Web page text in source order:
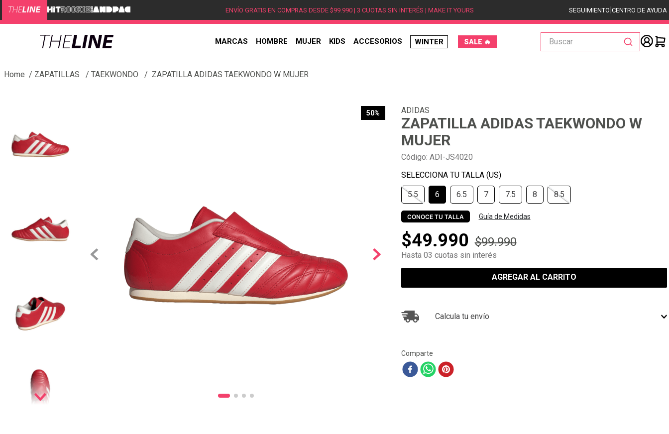
ENVÍO GRATIS EN COMPRAS DESDE $99.990 | 3 CUOTAS SIN INTERÉS | MAKE IT YOURS SEGUIMIENTO|CENTRO DE AYUDA
MARCAS HOMBRE MUJER KIDS ACCESORIOS WINTER SALE 🔥
Buscar
ZAPATILLAS TAEKWONDO ZAPATILLA ADIDAS TAEKWONDO W MUJER
50% ADIDAS
ZAPATILLA ADIDAS TAEKWONDO W
MUJER
Código: ADI-JS4020
5.5 6 6.5 7 7.5 8 8.5
CONOCE TU TALLA Guía de Medidas
$49.990 $99.990
Hasta 03 cuotas sin interés
AGREGAR AL CARRITO
Calcula tu envío
Comparte